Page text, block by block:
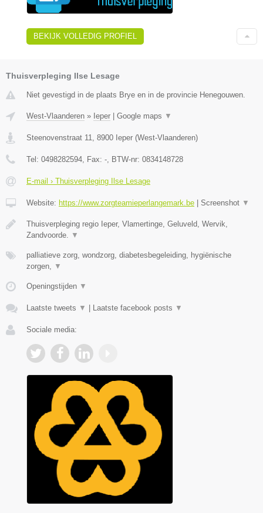
BEKIJK VOLLEDIG PROFIEL
Thuisverpleging Ilse Lesage
Niet gevestigd in de plaats Brye en in de provincie Henegouwen.
West-Vlaanderen » Ieper Google maps ▼
Steenovenstraat 11, 8900 Ieper (West-Vlaanderen)
Tel: 0498282594, Fax: -, BTW-nr: 0834148728
E-mail › Thuisverpleging Ilse Lesage
Website: https://www.zorgteamieperlangemark.be Screenshot ▼
Thuisverpleging regio Ieper, Vlamertinge, Geluveld, Wervik,
Zandvoorde. ▼
palliatieve zorg, wondzorg, diabetesbegeleiding, hygiënische
zorgen, ▼
Openingstijden ▼
Laatste tweets ▼ Laatste facebook posts ▼
Sociale media: